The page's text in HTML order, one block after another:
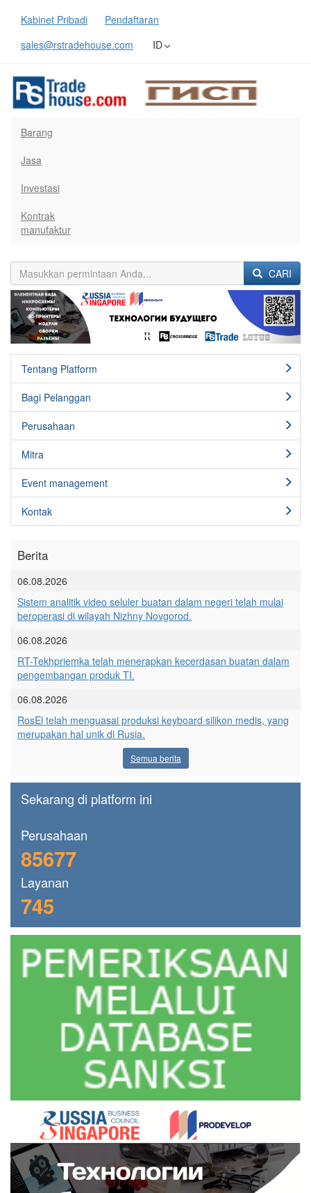
Kabinet Pribadi
Pendaftaran
sales@rstradehouse.com
ID
Barang
Jasa
Investasi
Kontrak
manufaktur
CARI
Previous Next
Tentang Platform
Bagi Pelanggan
Perusahaan
Mitra
Event management
Kontak
Berita
06.08.2026
Sistem analitik video seluler buatan dalam negeri telah mulai
beroperasi di wilayah Nizhny Novgorod.
06.08.2026
RT-Tekhpriemka telah menerapkan kecerdasan buatan dalam
pengembangan produk TI.
06.08.2026
RosEl telah menguasai produksi keyboard silikon medis, yang
merupakan hal unik di Rusia.
Semua berita
Sekarang di platform ini
Perusahaan
85677
Layanan
745